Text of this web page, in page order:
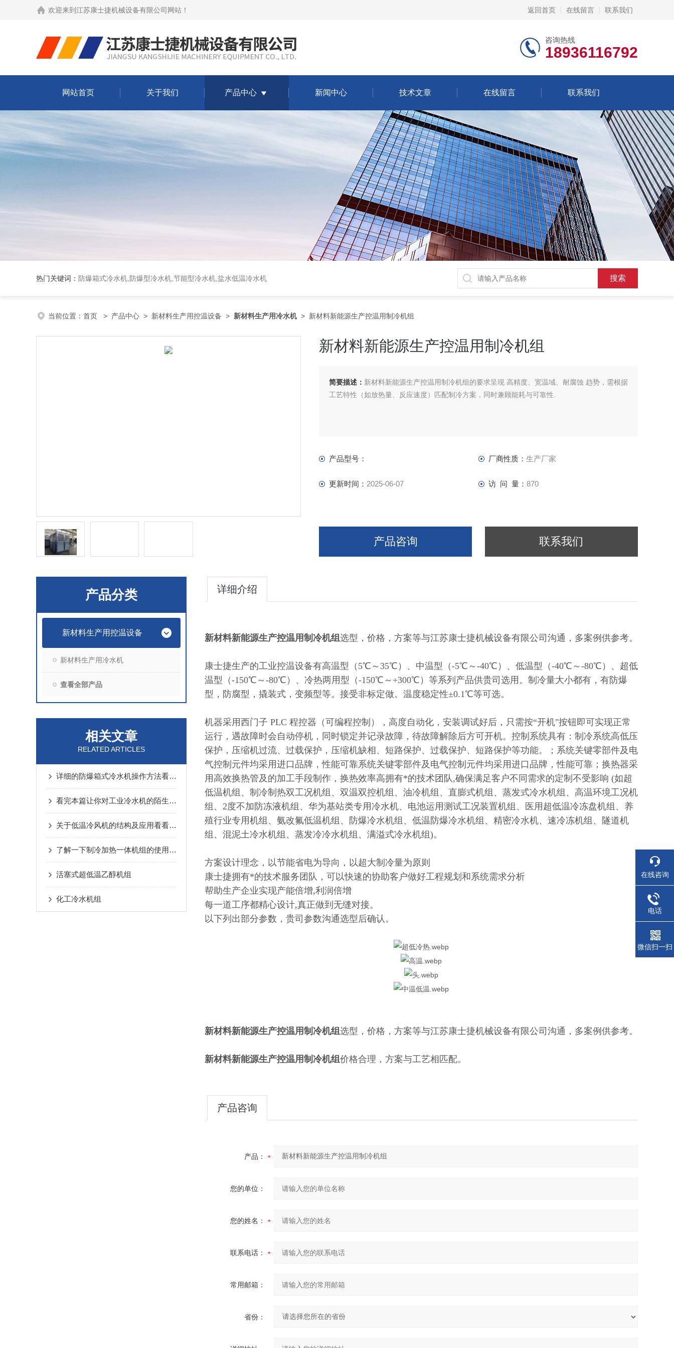
欢迎来到 江苏康士捷机械设备有限公司网站 ！ 返回首页 在线留言 联系我们
咨询热线
18936116792
网站首页 关于我们 产品中心 新闻中心 技术文章 在线留言 联系我们
热门关键词： 防爆箱式冷水机,防爆型冷水机,节能型冷水机,盐水低温冷水机
当前位置： 首页 > 产品中心 > 新材料生产用控温设备 > 新材料生产用冷水机> 新材料新能源生产控温用制冷机组
新材料新能源生产控温用制冷机组
简要描述： 新材料新能源生产控温用制冷机组的要求呈现 高精度、宽温域、耐腐蚀 趋势，需根据
工艺特性（如放热量、反应速度）匹配制冷方案，同时兼顾能耗与可靠性.
产品型号： 厂商性质： 生产厂家
更新时间： 2025-06-07 访 问 量： 870
产品咨询 联系我们
产品分类
新材料生产用控温设备
新材料生产用冷水机
查看全部产品
相关文章
RELATED ARTICLES
详细的防爆箱式冷水机操作方法看完你就知道了
看完本篇让你对工业冷水机的陌生感一扫而空
关于低温冷风机的结构及应用看看本篇吧
了解一下制冷加热一体机组的使用方法吧
活塞式超低温乙醇机组
化工冷水机组
详细介绍
新材料新能源生产控温用制冷机组选型，价格，方案等与江苏康士捷机械设备有限公司沟通，多案例供参考。
康士捷生产的工业控温设备有高温型（ 5℃～ 35℃）、中温型（-5℃～ -40℃）、低温型（-40℃～ -80℃）、超低
温型（-150℃～ -80℃）、冷热两用型（-150℃～ +300℃） 等系列产品供贵司选用。制冷量大小都有，有防爆
型，防腐型，撬装式，变频型等。接受非标定做。 温度稳定性±0.1℃等可选。
机器采用西门子 PLC 程控器（可编程控制），高度自动化，安装调试好后，只需按“开机"按钮即可实现正常
运行，遇故障时会自动停机，同时锁定并记录故障，待故障解除后方可开机。控制系统具有：制冷系统高低压
保护，压缩机过流、过载保护，压缩机缺相、短路保护、过载保护、短路保护等功能。；系统关键零部件及电
气控制元件均采用进口品牌，性能可靠系统关键零部件及电气控制元件均采用进口品牌，性能可靠；换热器采
用高效换热管及的加工手段制作，换热效率高拥有*的技术团队,确保满足客户不同需求的定制不受影响 (如超
低温机组、制冷制热双工况机组、双温双控机组、油冷机组、直膨式机组、蒸发式冷水机组、高温环境工况机
组、 2度不加防冻液机组、华为基站类专用冷水机、电池运用测试工况装置机组、医用超低温冷冻盘机组、养
殖行业专用机组、氨改氟低温机组、防爆冷水机组、低温防爆冷水机组、精密冷水机、速冷冻机组、隧道机
组、混泥土冷水机组、蒸发冷冷水机组、满溢式冷水机组 )。
方案设计理念，以节能省电为导向，以超大制冷量为原则
康士捷拥有*的技术服务团队，可以快速的协助客户做好工程规划和系统需求分析
帮助生产企业实现产能倍增,利润倍增
每一道工序都精心设计,真正做到无缝对接。
以下列出部分参数，贵司参数沟通选型后确认。
新材料新能源生产控温用制冷机组选型，价格，方案等与江苏康士捷机械设备有限公司沟通，多案例供参考。
新材料新能源生产控温用制冷机组价格合理，方案与工艺相匹配。
产品咨询
产品：
您的单位：
您的姓名：
联系电话：
常用邮箱：
省份：
在线咨询
电话
微信扫一扫